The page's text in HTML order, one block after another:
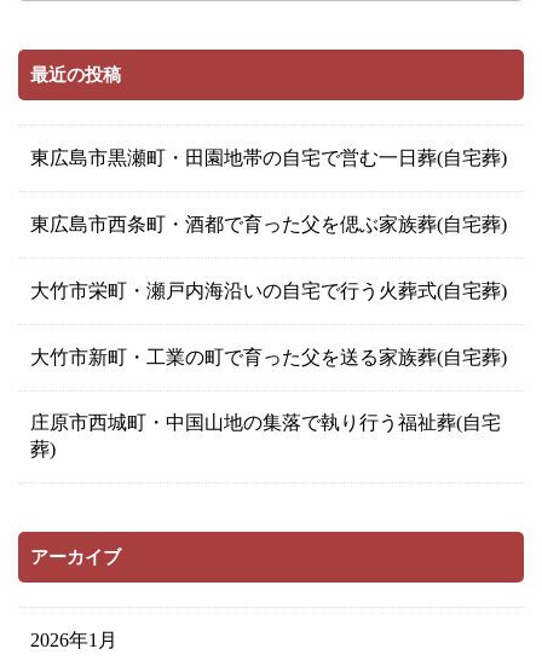
最近の投稿
東広島市黒瀬町・田園地帯の自宅で営む一日葬(自宅葬)
東広島市西条町・酒都で育った父を偲ぶ家族葬(自宅葬)
大竹市栄町・瀬戸内海沿いの自宅で行う火葬式(自宅葬)
大竹市新町・工業の町で育った父を送る家族葬(自宅葬)
庄原市西城町・中国山地の集落で執り行う福祉葬(自宅
葬)
アーカイブ
2026年1月